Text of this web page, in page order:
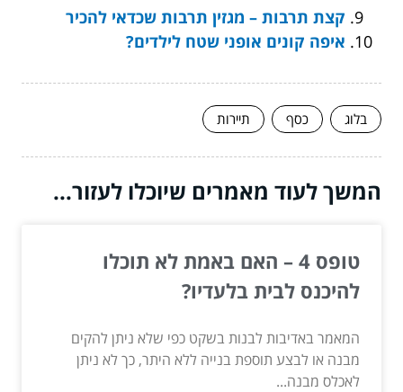
קצת תרבות – מגזין תרבות שכדאי להכיר
איפה קונים אופני שטח לילדים?
בלוג כסף תיירות
המשך לעוד מאמרים שיוכלו לעזור...
טופס 4 – האם באמת לא תוכלו
להיכנס לבית בלעדיו?
המאמר באדיבות לבנות בשקט כפי שלא ניתן להקים
מבנה או לבצע תוספת בנייה ללא היתר, כך לא ניתן
לאכלס מבנה...